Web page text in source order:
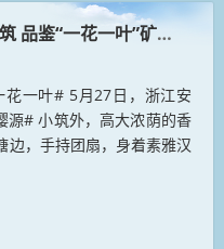
品鉴“一花一叶”矿泉水
一叶# 5月27日，浙江安
# 小筑外，高大浓荫的香
边，手持团扇，身着素雅汉
身旁摆放的“...